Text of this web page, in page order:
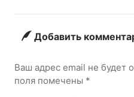
Добавить
Ваш адрес email не будет
поля помечены *